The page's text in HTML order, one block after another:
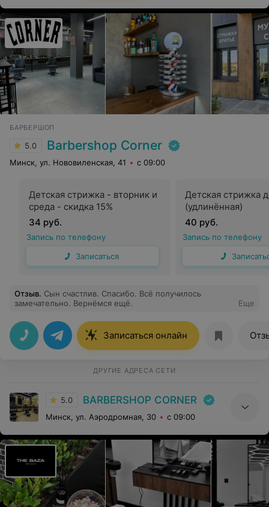
БАРБЕРШОП
5.0 Barbershop Corner
Минск, ул. Нововиленская, 41 с 09:00
Детская стрижка - вторник и
среда - скидка 15%
34 руб.
Запись по телефону
Записаться
Детская стрижка
(удлинённая)
40 руб.
Запись по телефону
Отзыв. Сын счастлив. Спасибо. Всё получилось
замечательно. Вернёмся ещё.
Еще
Записаться онлайн
ДРУГИЕ АДРЕСА СЕТИ
5.0 BARBERSHOP CORNER
Минск, ул. Аэродромная, 30 с 09:00